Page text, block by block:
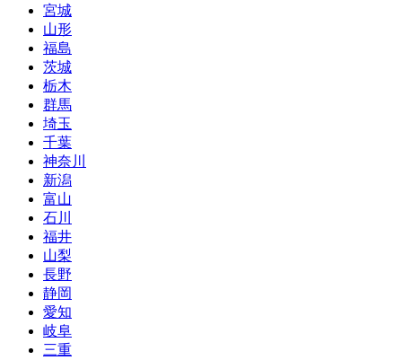
宮城
山形
福島
茨城
栃木
群馬
埼玉
千葉
神奈川
新潟
富山
石川
福井
山梨
長野
静岡
愛知
岐阜
三重